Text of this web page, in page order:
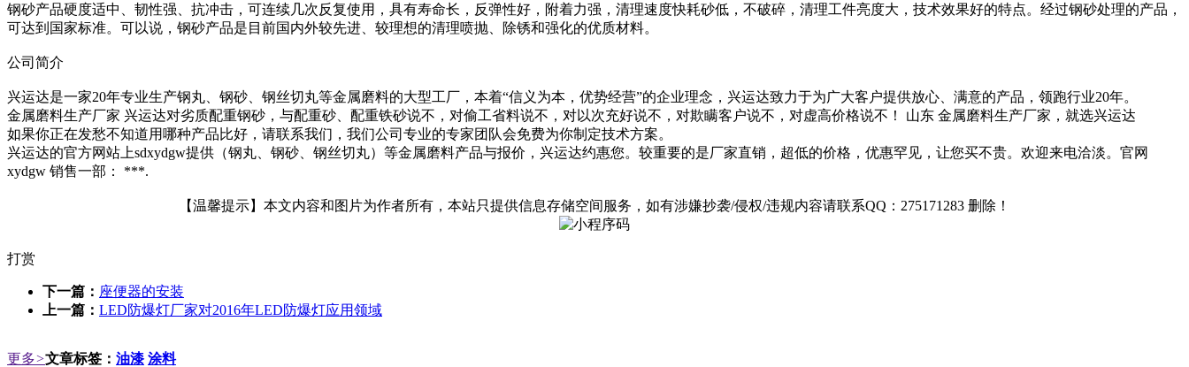
钢砂产品硬度适中、韧性强、抗冲击，可连续几次反复使用，具有寿命长，反弹性好，附着力强，清理速度快耗砂低，不破碎，清理工件亮度大，技术效果好的特点。经过钢砂处理的产品，
可达到国家标准。可以说，钢砂产品是目前国内外较先进、较理想的清理喷抛、除锈和强化的优质材料。
公司简介
兴运达是一家20年专业生产钢丸、钢砂、钢丝切丸等金属磨料的大型工厂，本着“信义为本，优势经营”的企业理念，兴运达致力于为广大客户提供放心、满意的产品，领跑行业20年。
金属磨料生产厂家 兴运达对劣质配重钢砂，与配重砂、配重铁砂说不，对偷工省料说不，对以次充好说不，对欺瞒客户说不，对虚高价格说不！ 山东 金属磨料生产厂家，就选兴运达
如果你正在发愁不知道用哪种产品比好，请联系我们，我们公司专业的专家团队会免费为你制定技术方案。
兴运达的官方网站上sdxydgw提供（钢丸、钢砂、钢丝切丸）等金属磨料产品与报价，兴运达约惠您。较重要的是厂家直销，超低的价格，优惠罕见，让您买不贵。欢迎来电洽淡。官网
xydgw 销售一部： ***.
【温馨提示】本文内容和图片为作者所有，本站只提供信息存储空间服务，如有涉嫌抄袭/侵权/违规内容请联系QQ：275171283 删除！
打赏
下一篇： 座便器的安装
上一篇： LED防爆灯厂家对2016年LED防爆灯应用领域
更多>文章标签： 油漆 涂料